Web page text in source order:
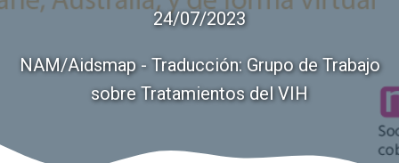
24/07/2023
NAM/Aidsmap - Traducción: Grupo de Trabajo
sobre Tratamientos del VIH